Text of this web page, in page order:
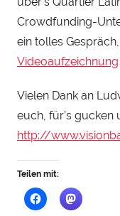
Crowdfunding-
ein tolles
Videoaufzeichnung
Vielen Dank an
euch, für’s gucken
http://
Teilen mit: